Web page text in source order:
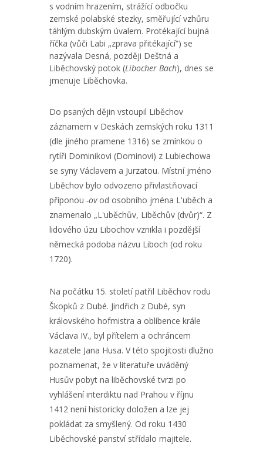
s vodním hrazením, strážící odbočku
zemské polabské stezky, směřující vzhůru
táhlým dubským úvalem. Protékající bujná
říčka (vůči Labi „zprava přitékající“) se
nazývala Desná, později Deštná a
Liběchovský potok (Libocher Bach), dnes se
jmenuje Liběchovka.
Do psaných dějin vstoupil Liběchov
záznamem v Deskách zemských roku 1311
(dle jiného pramene 1316) se zmínkou o
rytíři Dominikovi (Dominovi) z Lubiechowa
se syny Václavem a Jurzatou. Místní jméno
Liběchov bylo odvozeno přivlastňovací
příponou -ovod osobního jména L'uběch a
znamenalo „L'uběchův, Liběchův (dvůr)“. Z
lidového úzu Libochov vznikla i pozdější
německá podoba názvu Liboch (od roku
1720).
Na počátku 15. století patřil Liběchov rodu
Škopků z Dubé. Jindřich z Dubé, syn
královského hofmistra a oblíbence krále
Václava IV., byl přítelem a ochráncem
kazatele Jana Husa. V této spojitosti dlužno
poznamenat, že v literatuře uváděný
Husův pobyt na liběchovské tvrzi po
vyhlášení interdiktu nad Prahou v říjnu
1412 není historicky doložen a lze jej
pokládat za smyšlený. Od roku 1430
Liběchovské panství střídalo majitele.